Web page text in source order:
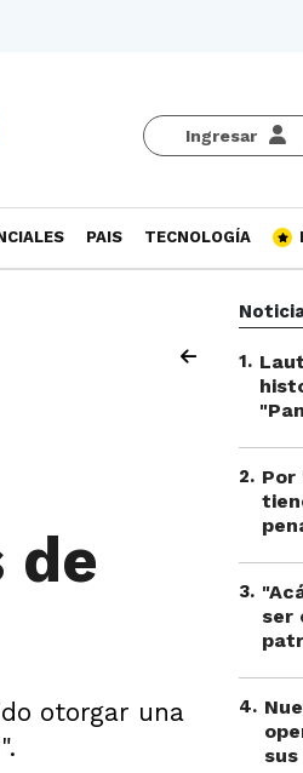
Ingresar
PAIS TECNOLOGÍA
de
otorgar una
1.
2. Por
3.
ser
4.